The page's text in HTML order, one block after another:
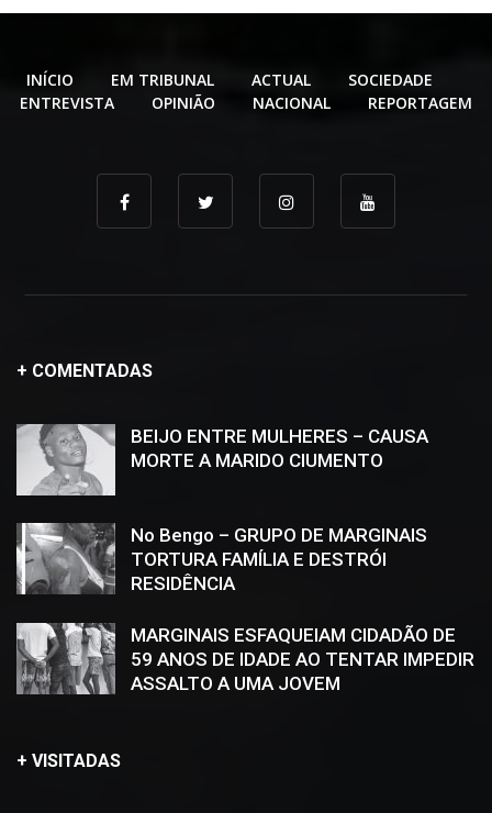
INÍCIO EM TRIBUNAL ACTUAL
SOCIEDADE
ENTREVISTA
OPINIÃO NACIONAL REPORTAGEM
+ COMENTADAS
BEIJO ENTRE MULHERES – CAUSA
MORTE A MARIDO CIUMENTO
No Bengo – GRUPO DE MARGINAIS
TORTURA FAMÍLIA E DESTRÓI
RESIDÊNCIA
MARGINAIS ESFAQUEIAM CIDADÃO DE
59 ANOS DE IDADE AO TENTAR IMPEDIR
ASSALTO A UMA JOVEM
+ VISITADAS